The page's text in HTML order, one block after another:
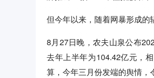
但今年以来，随着网暴形成的
8月27日晚，农夫山泉公布
去年上半年为104.42亿元，
算，今年三月份发端的舆情，